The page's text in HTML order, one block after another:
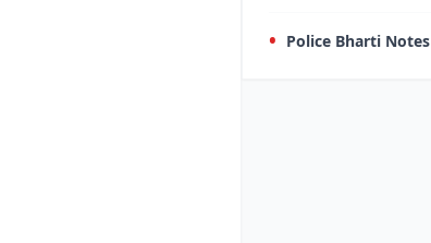
Police Bharti Notes